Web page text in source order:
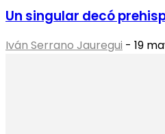
Un singular decó
Iván Serrano Jauregui - 19